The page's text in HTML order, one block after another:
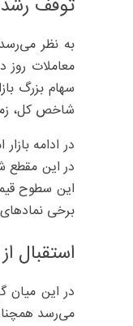
توقف
به نظر
معاملات روز
سهام بزرگ
شاخص کل،
در ادامه
در این مقطع
این سطوح
برخی نمادهای
استقبال
در این میان
می‌رسد